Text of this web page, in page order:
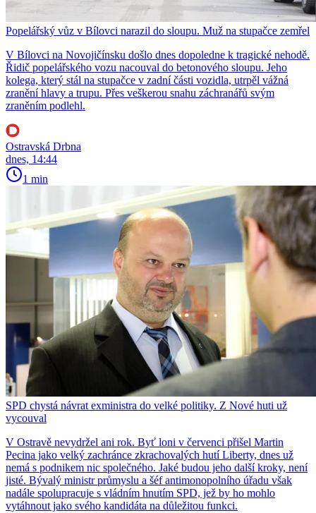
Popelářský vůz v Bílovci narazil do sloupu. Muž na stupačce zemřel
V Bílovci na Novojičínsku došlo dnes dopoledne k tragické nehodě.
Řidič popelářského vozu nacouval do betonového sloupu. Jeho
kolega, který stál na stupačce v zadní části vozidla, utrpěl vážná
zranění hlavy a trupu. Přes veškerou snahu záchranářů svým
zraněním podlehl.
Ostravská Drbna
dnes, 14:44
1 min
SPD chystá návrat exministra do velké politiky. Z Nové huti už
vycouval
V Ostravě nevydržel ani rok. Byť loni v červenci přišel Martin
Pecina jako velký zachránce zkrachovalých hutí Liberty, dnes už
nemá s podnikem nic společného. Jaké budou jeho další kroky, není
jisté. Bývalý ministr průmyslu a šéf antimonopolního úřadu však
nadále spolupracuje s vládním hnutím SPD, jež by ho mohlo
vytáhnout jako svého kandidáta na důležitou funkci.